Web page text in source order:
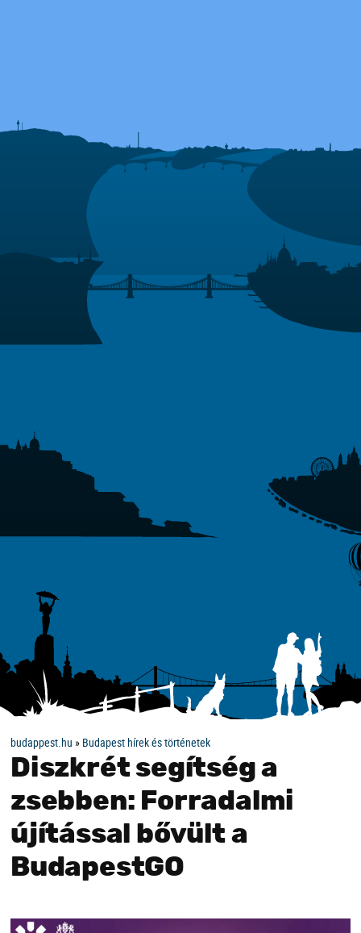
budappest.hu » Budapest hírek és történetek
Diszkrét segítség a
zsebben: Forradalmi
újítással bővült a
BudapestGO